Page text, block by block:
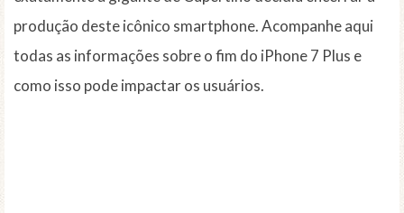
produção deste icônico smartphone. Acompanhe aqui
todas as informações sobre o fim do iPhone 7 Plus e
como isso pode impactar os usuários.